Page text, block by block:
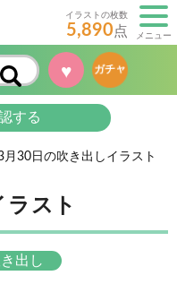
イラストの枚数
5,890点 メニュー
♥ ガチャ
する
月30日の吹き出しイラスト
スト
出し